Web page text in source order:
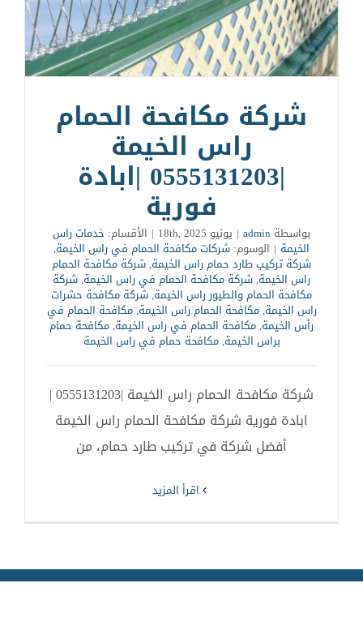
شركة مكافحة الحمام
راس الخيمة
|0555131203 |ابادة
فورية
بواسطة admin
| يونيو 18th, 2025 | الأقسام: خدمات راس
الخيمة | الوسوم: شركات مكافحة الحمام في راس الخيمة,
شركة تركيب طارد حمام راس الخيمة,شركة مكافحة الحمام
راس الخيمة,شركة مكافحة الحمام في راس الخيمة,شركة
مكافحة الحمام والطيور راس الخيمة,شركة مكافحة حشرات
راس الخيمة,مكافحة الحمام راس الخيمة,مكافحة الحمام في
رأس الخيمة,مكافحة الحمام في راس الخيمة,مكافحة حمام
براس الخيمة,مكافحة حمام في راس الخيمة
شركة مكافحة الحمام راس الخيمة |0555131203 |
ابادة فورية شركة مكافحة الحمام راس الخيمة
أفضل شركة في تركيب طارد حمام، من